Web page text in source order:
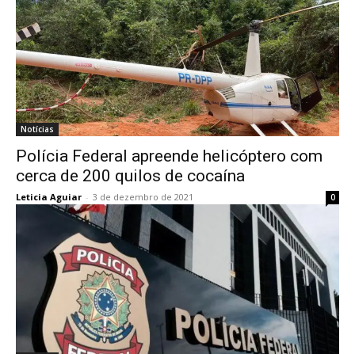
Notícias
Polícia Federal apreende helicóptero com
cerca de 200 quilos de cocaína
Leticia Aguiar - 3 de dezembro de 2021 0